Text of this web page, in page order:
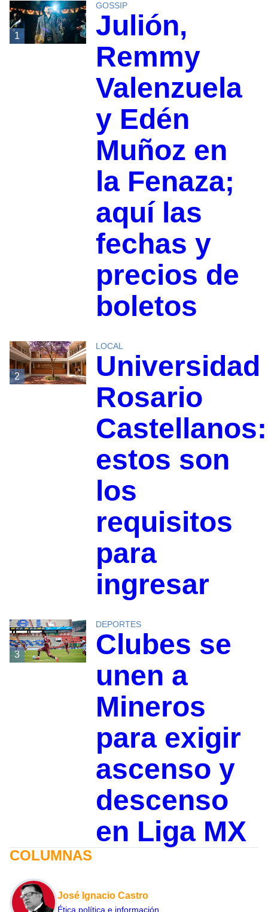
1
GOSSIP
Julión,
Remmy
Valenzuela
y Edén
Muñoz en
la Fenaza;
aquí las
fechas y
precios de
boletos
2
LOCAL
Universidad
Rosario
Castellanos:
estos son
los
requisitos
para
ingresar
3
DEPORTES
Clubes se
unen a
Mineros
para exigir
ascenso y
descenso
en Liga MX
COLUMNAS
José Ignacio Castro
Ética política e información